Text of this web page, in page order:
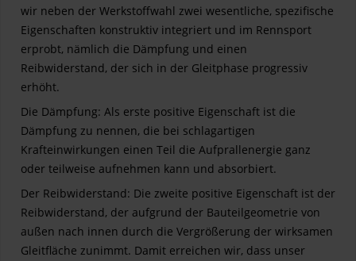
wir neben der Werkstoffwahl zwei wesentliche, spezifische
Eigenschaften konstruktiv integriert und im Rennsport
erprobt, nämlich die Dämpfung und einen
Reibwiderstand, der sich in der Gleitphase progressiv
erhöht.
Die Dämpfung: Als erste positive Eigenschaft ist die
Dämpfung zu nennen, die bei schlagartigen
Krafteinwirkungen einen Teil die Aufprallenergie ganz
oder teilweise aufnehmen kann und absorbiert.
Der Reibwiderstand: Die zweite positive Eigenschaft ist der
Reibwiderstand, der aufgrund der Bauteilgeometrie von
außen nach innen durch die Vergrößerung der wirksamen
Gleitfläche zunimmt. Damit erreichen wir, dass unser